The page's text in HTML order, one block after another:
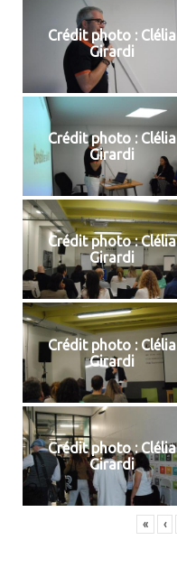
Crédit photo : Clélia
Girardi
Crédit photo : Clélia
Girardi
Crédit photo : Clélia
Girardi
Crédit photo : Clélia
Girardi
Crédit photo : Clélia
Girardi
« ‹